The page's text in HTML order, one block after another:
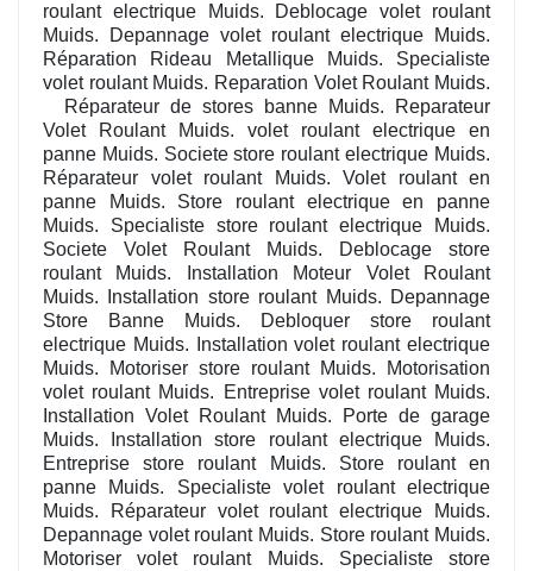
roulant electrique Muids. Deblocage volet roulant
Muids. Depannage volet roulant electrique Muids.
Réparation Rideau Metallique Muids. Specialiste
volet roulant Muids. Reparation Volet Roulant Muids.
Réparateur de stores banne Muids. Reparateur
Volet Roulant Muids. volet roulant electrique en
panne Muids. Societe store roulant electrique Muids.
Réparateur volet roulant Muids. Volet roulant en
panne Muids. Store roulant electrique en panne
Muids. Specialiste store roulant electrique Muids.
Societe Volet Roulant Muids. Deblocage store
roulant Muids. Installation Moteur Volet Roulant
Muids. Installation store roulant Muids. Depannage
Store Banne Muids. Debloquer store roulant
electrique Muids. Installation volet roulant electrique
Muids. Motoriser store roulant Muids. Motorisation
volet roulant Muids. Entreprise volet roulant Muids.
Installation Volet Roulant Muids. Porte de garage
Muids. Installation store roulant electrique Muids.
Entreprise store roulant Muids. Store roulant en
panne Muids. Specialiste volet roulant electrique
Muids. Réparateur volet roulant electrique Muids.
Depannage volet roulant Muids. Store roulant Muids.
Motoriser volet roulant Muids. Specialiste store